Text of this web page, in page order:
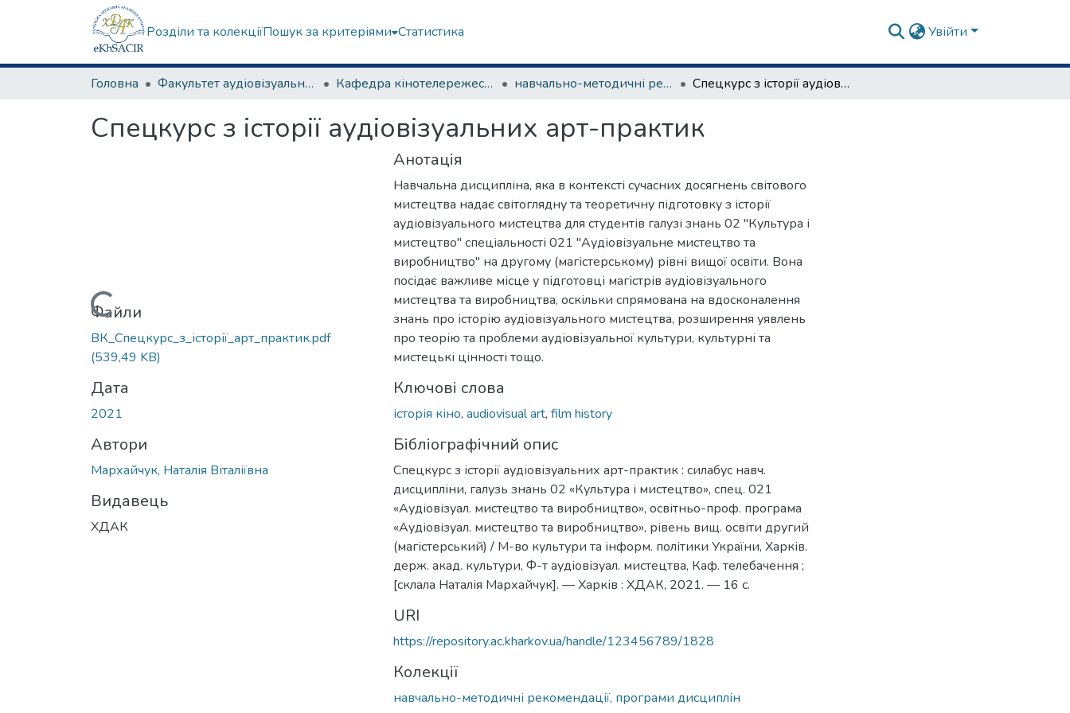
Розділи та колекціїПошук за критеріями Статистика Увійти
Головна Факультет аудіовізуального мистецтва Кафедра кінотелережесури та сценарної майстерності навчально-методичні рекомендації, програми дисциплін Спецкурс з історії аудіовізуальних арт-практик
Спецкурс з історії аудіовізуальних арт-практик
Вантажиться...
Файли
ВК_Спецкурс_з_історії_арт_практик.pdf
(539,49 KB)
Дата
2021
Автори
Мархайчук, Наталія Віталіївна
Видавець
ХДАК
Анотація
Навчальна дисципліна, яка в контексті сучасних досягнень світового
мистецтва надає світоглядну та теоретичну підготовку з історії
аудіовізуального мистецтва для студентів галузі знань 02 "Культура і
мистецтво" спеціальності 021 "Аудіовізуальне мистецтво та
виробництво" на другому (магістерському) рівні вищої освіти. Вона
посідає важливе місце у підготовці магістрів аудіовізуального
мистецтва та виробництва, оскільки спрямована на вдосконалення
знань про історію аудіовізуального мистецтва, розширення уявлень
про теорію та проблеми аудіовізуальної культури, культурні та
мистецькі цінності тощо.
Ключові слова
історія кіно, audiovisual art, film history
Бібліографічний опис
Спецкурс з історії аудіовізуальних арт-практик : силабус навч.
дисципліни, галузь знань 02 «Культура і мистецтво», спец. 021
«Аудіовізуал. мистецтво та виробництво», освітньо-проф. програма
«Аудіовізуал. мистецтво та виробництво», рівень вищ. освіти другий
(магістерський) / М-во культури та інформ. політики України, Харків.
держ. акад. культури, Ф-т аудіовізуал. мистецтва, Каф. телебачення ;
[склала Наталія Мархайчук]. — Харків : ХДАК, 2021. — 16 с.
URI
https://repository.ac.kharkov.ua/handle/123456789/1828
Колекції
навчально-методичні рекомендації, програми дисциплін